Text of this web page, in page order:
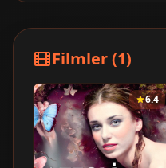
Filmler (1)
6.4